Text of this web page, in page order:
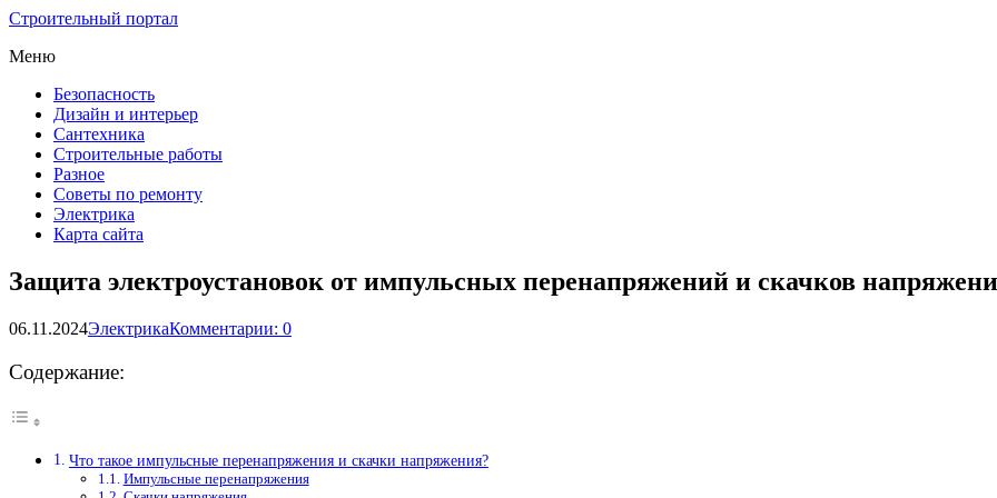
Строительный портал
Меню
Безопасность
Дизайн и интерьер
Сантехника
Строительные работы
Разное
Советы по ремонту
Электрика
Карта сайта
Защита электроустановок от импульсных перенапряжений и скачков
06.11.2024ЭлектрикаКомментарии: 0
Содержание:
Что такое импульсные перенапряжения и скачки напряжения?
Импульсные перенапряжения